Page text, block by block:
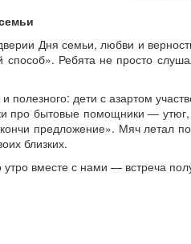
Дня семьи, любви и
способ». Ребята не просто
полезного: дети с азартом
про бытовые помощники —
предложение». Мяч
близких.
утро вместе с нами — встреча